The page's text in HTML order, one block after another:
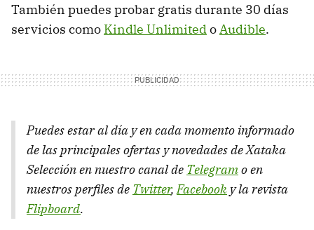
También puedes probar gratis durante 30 días
servicios como Kindle UnlimitedoAudible.
Puedes estar al día y en cada momento informado
de las principales ofertas y novedades de Xataka
Selección en nuestro canal de Telegramo en
nuestros perfiles de Twitter,Facebook y la revista
Flipboard.